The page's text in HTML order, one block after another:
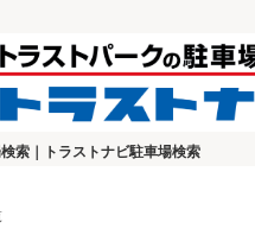
索｜トラストナビ駐車場検索